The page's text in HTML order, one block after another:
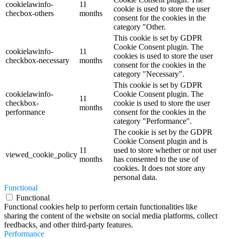
cookielawinfo-
checbox-others
11
months
cookie is used to store the user
consent for the cookies in the
category "Other.
cookielawinfo-
checkbox-necessary
11
months
This cookie is set by GDPR
Cookie Consent plugin. The
cookies is used to store the user
consent for the cookies in the
category "Necessary".
cookielawinfo-
checkbox-
performance
11
months
This cookie is set by GDPR
Cookie Consent plugin. The
cookie is used to store the user
consent for the cookies in the
category "Performance".
viewed_cookie_policy
11
months
The cookie is set by the GDPR
Cookie Consent plugin and is
used to store whether or not user
has consented to the use of
cookies. It does not store any
personal data.
Functional
Functional
Functional cookies help to perform certain functionalities like
sharing the content of the website on social media platforms, collect
feedbacks, and other third-party features.
Performance